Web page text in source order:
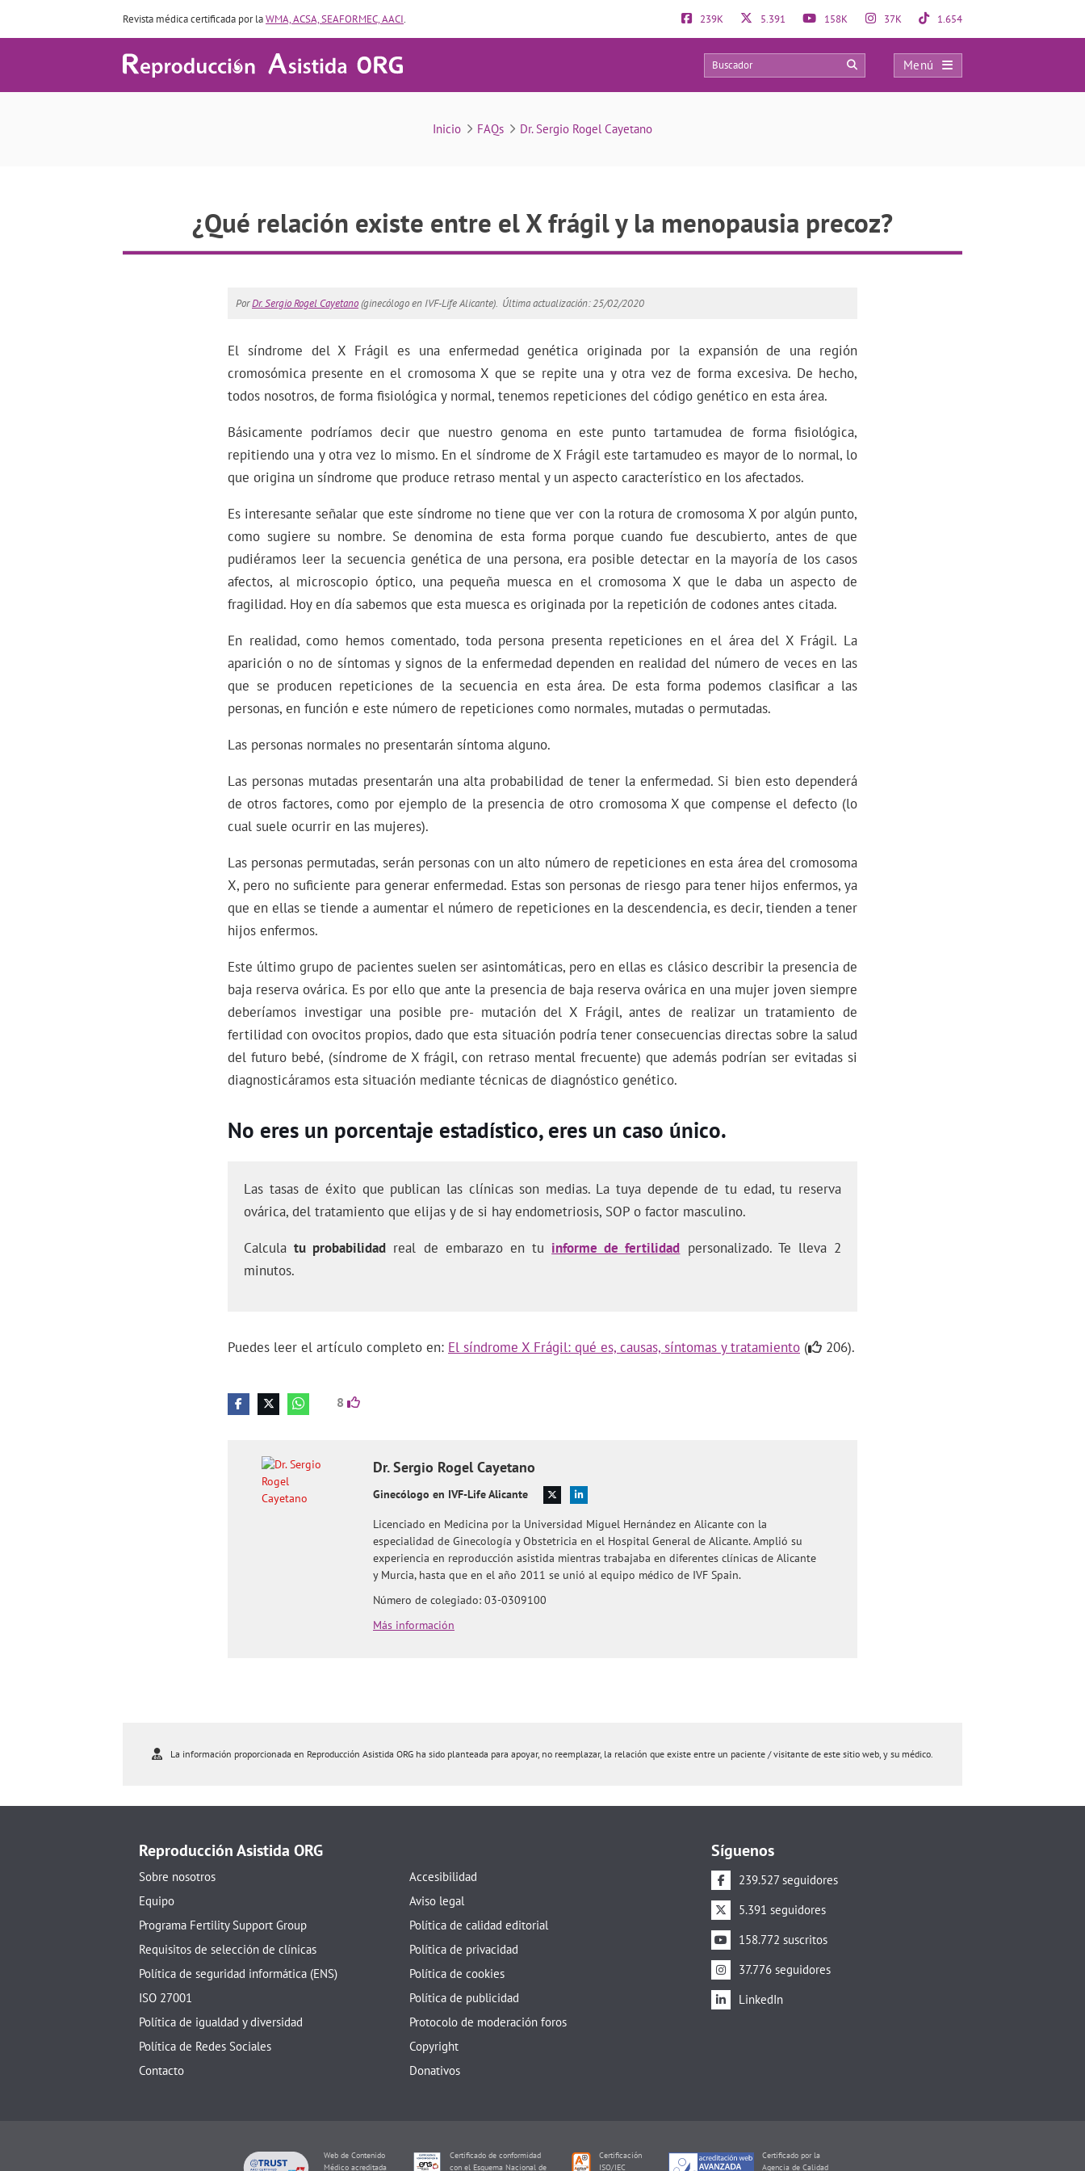
Revista médica certificada por laWMA, ACSA, SEAFORMEC, AACI. 239K 5.391 158K 37K 1.654
Menú
FAQs
138 0
Inicio FAQs Dr. Sergio Rogel Cayetano
¿Qué relación existe entre el X frágil y la menopausia precoz?
PorDr. Sergio Rogel Cayetano(ginecólogo en IVF-Life Alicante). Última actualización: 25/02/2020
El síndrome del X Frágil es una enfermedad genética originada por la expansión de una región
cromosómica presente en el cromosoma X que se repite una y otra vez de forma excesiva. De hecho,
todos nosotros, de forma fisiológica y normal, tenemos repeticiones del código genético en esta área.
Básicamente podríamos decir que nuestro genoma en este punto tartamudea de forma fisiológica,
repitiendo una y otra vez lo mismo. En el síndrome de X Frágil este tartamudeo es mayor de lo normal, lo
que origina un síndrome que produce retraso mental y un aspecto característico en los afectados.
Es interesante señalar que este síndrome no tiene que ver con la rotura de cromosoma X por algún punto,
como sugiere su nombre. Se denomina de esta forma porque cuando fue descubierto, antes de que
pudiéramos leer la secuencia genética de una persona, era posible detectar en la mayoría de los casos
afectos, al microscopio óptico, una pequeña muesca en el cromosoma X que le daba un aspecto de
fragilidad. Hoy en día sabemos que esta muesca es originada por la repetición de codones antes citada.
En realidad, como hemos comentado, toda persona presenta repeticiones en el área del X Frágil. La
aparición o no de síntomas y signos de la enfermedad dependen en realidad del número de veces en las
que se producen repeticiones de la secuencia en esta área. De esta forma podemos clasificar a las
personas, en función e este número de repeticiones como normales, mutadas o permutadas.
Las personas normales no presentarán síntoma alguno.
Las personas mutadas presentarán una alta probabilidad de tener la enfermedad. Si bien esto dependerá
de otros factores, como por ejemplo de la presencia de otro cromosoma X que compense el defecto (lo
cual suele ocurrir en las mujeres).
Las personas permutadas, serán personas con un alto número de repeticiones en esta área del cromosoma
X, pero no suficiente para generar enfermedad. Estas son personas de riesgo para tener hijos enfermos, ya
que en ellas se tiende a aumentar el número de repeticiones en la descendencia, es decir, tienden a tener
hijos enfermos.
Este último grupo de pacientes suelen ser asintomáticas, pero en ellas es clásico describir la presencia de
baja reserva ovárica. Es por ello que ante la presencia de baja reserva ovárica en una mujer joven siempre
deberíamos investigar una posible pre- mutación del X Frágil, antes de realizar un tratamiento de
fertilidad con ovocitos propios, dado que esta situación podría tener consecuencias directas sobre la salud
del futuro bebé, (síndrome de X frágil, con retraso mental frecuente) que además podrían ser evitadas si
diagnosticáramos esta situación mediante técnicas de diagnóstico genético.
No eres un porcentaje estadístico, eres un caso único.
Las tasas de éxito que publican las clínicas son medias. La tuya depende de tu edad, tu reserva
ovárica, del tratamiento que elijas y de si hay endometriosis, SOP o factor masculino.
Calculatu probabilidad real de embarazo en tu informe de fertilidad personalizado. Te lleva 2
minutos.
Puedes leer el artículo completo en: El síndrome X Frágil: qué es, causas, síntomas y tratamiento ( 206).
8
Dr. Sergio Rogel Cayetano
Ginecólogo en IVF-Life Alicante
Licenciado en Medicina por la Universidad Miguel Hernández en Alicante con la
especialidad de Ginecología y Obstetricia en el Hospital General de Alicante. Amplió su
experiencia en reproducción asistida mientras trabajaba en diferentes clínicas de Alicante
y Murcia, hasta que en el año 2011 se unió al equipo médico de IVF Spain.
Número de colegiado: 03-0309100
Más información
La información proporcionada en Reproducción Asistida ORG ha sido planteada para apoyar, no reemplazar, la relación que existe entre un paciente / visitante de este sitio web, y su médico.
Reproducción Asistida ORG
Sobre nosotros
Equipo
Programa Fertility Support Group
Requisitos de selección de clínicas
Política de seguridad informática (ENS)
ISO 27001
Política de igualdad y diversidad
Política de Redes Sociales
Contacto
Accesibilidad
Aviso legal
Política de calidad editorial
Política de privacidad
Política de cookies
Política de publicidad
Protocolo de moderación foros
Copyright
Donativos
Síguenos
239.527 seguidores
5.391 seguidores
158.772 suscritos
37.776 seguidores
LinkedIn
Web de Contenido
Médico acreditada
Certificado de conformidad
con el Esquema Nacional de
Certificación
ISO/IEC
Certificado por la
Agencia de Calidad